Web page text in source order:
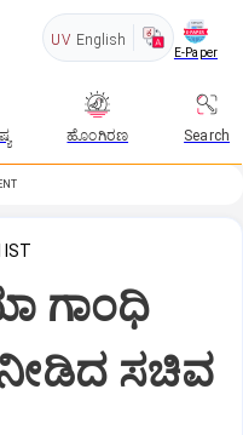
UV English
E-Paper
ಹೊಂಗಿರಣ Search
IST
ಗಾಂಧಿ
ನೀಡಿದ ಸಚಿವ